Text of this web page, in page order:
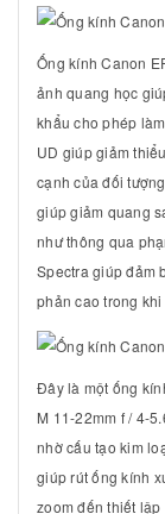
Ống kính Canon
ảnh quang học
khẩu cho phép
UD giúp giảm
cạnh của đối
giúp giảm quang
như thông qua
Spectra giúp đảm
phản cao trong
Đây là một ống
M 11-22mm f / 4-
nhờ cấu tạo kim
giúp rút ống kính
zoom đến thiết